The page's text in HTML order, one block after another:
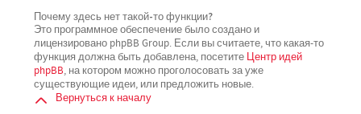
Почему здесь нет такой-то функции?
Это программное обеспечение было создано и
лицензировано phpBB Group. Если вы считаете, что какая-то
функция должна быть добавлена, посетите Центр идей
phpBB, на котором можно проголосовать за уже
существующие идеи, или предложить новые.
Вернуться к началу